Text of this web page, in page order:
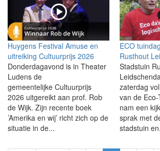
Huygens Festival Amuse en
uitreiking Cultuurprijs 2026
Donderdagavond is in Theater
Ludens de
gemeentelijke Cultuurprijs
2026 uitgereikt aan prof. Rob
de Wijk. Zijn recente boek
’Amerika en wij’ richt zich op de
situatie in de...
ECO
Rusthout
Stadstuin
zaterdag
van de
nam een
sprak met
stadstuin